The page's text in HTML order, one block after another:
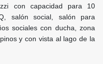
con capacidad para 10
salón social, salón para
sociales con ducha, zona
y con vista al lago de la